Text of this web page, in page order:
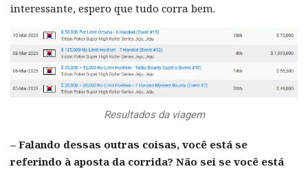
interessante, espero que tudo corra bem.
Resultados da viagem
– Falando dessas outras coisas, você está se
referindo à aposta da corrida? Não sei se você está